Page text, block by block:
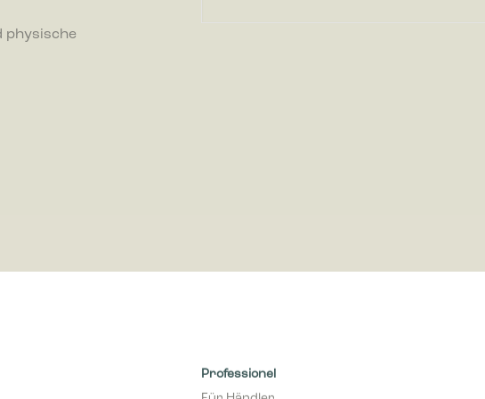
helfen Webseiten-Besitzern zu verstehen, wie Besucher mit Webseiten
indem Informationen anonym gesammelt und gemeldet werden.
physische